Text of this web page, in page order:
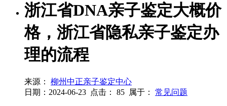
浙江省DNA亲子鉴定大概价
格，浙江省隐私亲子鉴定办
理的流程
来源：
柳州中正亲子鉴定中心
日期：2024-06-23 点击： 85 属于： 常见问题